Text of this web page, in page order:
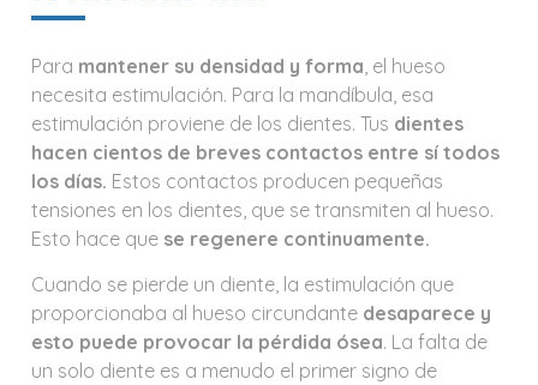
Para mantener su densidad y forma , el hueso
necesita estimulación. Para la mandíbula, esa
estimulación proviene de los dientes. Tus dientes
hacen cientos de breves contactos entre sí todos
los días. Estos contactos producen pequeñas
tensiones en los dientes, que se transmiten al hueso.
Esto hace que se regenere continuamente.
Cuando se pierde un diente, la estimulación que
proporcionaba al hueso circundante desaparece y
esto puede provocar la pérdida ósea. La falta de
un solo diente es a menudo el primer signo de